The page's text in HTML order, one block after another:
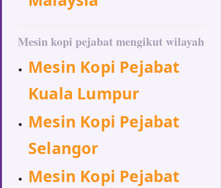
Mesin kopi pejabat mengikut wilayah
Mesin Kopi Pejabat
Kuala Lumpur
Mesin Kopi Pejabat
Selangor
Mesin Kopi Pejabat